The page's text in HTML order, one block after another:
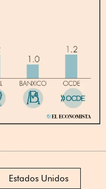
Estados Unidos